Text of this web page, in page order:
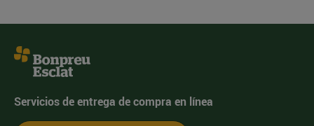
Servicios de entrega de compra en línea